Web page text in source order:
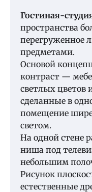
Гостиная-
пространства
предметами.
Основой
контраст —
светлых цветов
сделанные в
помещение
светом.
На одной стене
ниша под
небольшим
Рисунок
естественные